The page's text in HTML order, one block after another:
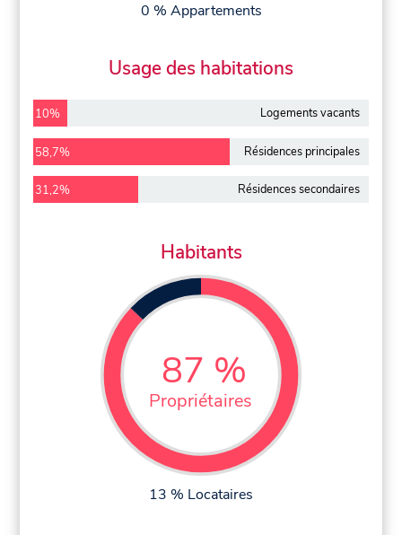
0 % Appartements
Usage des habitations
10% Logements vacants
58,7% Résidences principales
31,2% Résidences secondaires
Habitants
87 %
Propriétaires
13 % Locataires